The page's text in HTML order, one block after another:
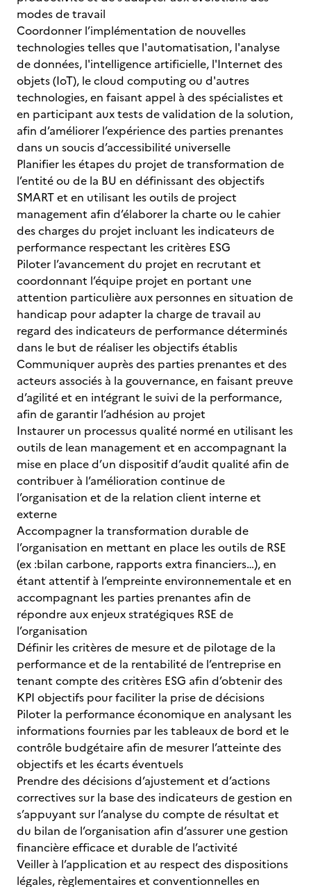
modes de travail
Coordonner l’implémentation de nouvelles
technologies telles que l'automatisation, l'analyse
de données, l'intelligence artificielle, l'Internet des
objets (IoT), le cloud computing ou d'autres
technologies, en faisant appel à des spécialistes et
en participant aux tests de validation de la solution,
afin d’améliorer l’expérience des parties prenantes
dans un soucis d’accessibilité universelle
Planifier les étapes du projet de transformation de
l’entité ou de la BU en définissant des objectifs
SMART et en utilisant les outils de project
management afin d’élaborer la charte ou le cahier
des charges du projet incluant les indicateurs de
performance respectant les critères ESG
Piloter l’avancement du projet en recrutant et
coordonnant l’équipe projet en portant une
attention particulière aux personnes en situation de
handicap pour adapter la charge de travail au
regard des indicateurs de performance déterminés
dans le but de réaliser les objectifs établis
Communiquer auprès des parties prenantes et des
acteurs associés à la gouvernance, en faisant preuve
d’agilité et en intégrant le suivi de la performance,
afin de garantir l’adhésion au projet
Instaurer un processus qualité normé en utilisant les
outils de lean management et en accompagnant la
mise en place d’un dispositif d’audit qualité afin de
contribuer à l’amélioration continue de
l’organisation et de la relation client interne et
externe
Accompagner la transformation durable de
l’organisation en mettant en place les outils de RSE
(ex :bilan carbone, rapports extra financiers…), en
étant attentif à l’empreinte environnementale et en
accompagnant les parties prenantes afin de
répondre aux enjeux stratégiques RSE de
l’organisation
Définir les critères de mesure et de pilotage de la
performance et de la rentabilité de l’entreprise en
tenant compte des critères ESG afin d’obtenir des
KPI objectifs pour faciliter la prise de décisions
Piloter la performance économique en analysant les
informations fournies par les tableaux de bord et le
contrôle budgétaire afin de mesurer l’atteinte des
objectifs et les écarts éventuels
Prendre des décisions d’ajustement et d’actions
correctives sur la base des indicateurs de gestion en
s’appuyant sur l’analyse du compte de résultat et
du bilan de l’organisation afin d’assurer une gestion
financière efficace et durable de l’activité
Veiller à l’application et au respect des dispositions
légales, règlementaires et conventionnelles en